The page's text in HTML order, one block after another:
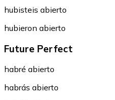
hubisteis abierto
hubieron abierto
Future Perfect
habré abierto
habrás abierto